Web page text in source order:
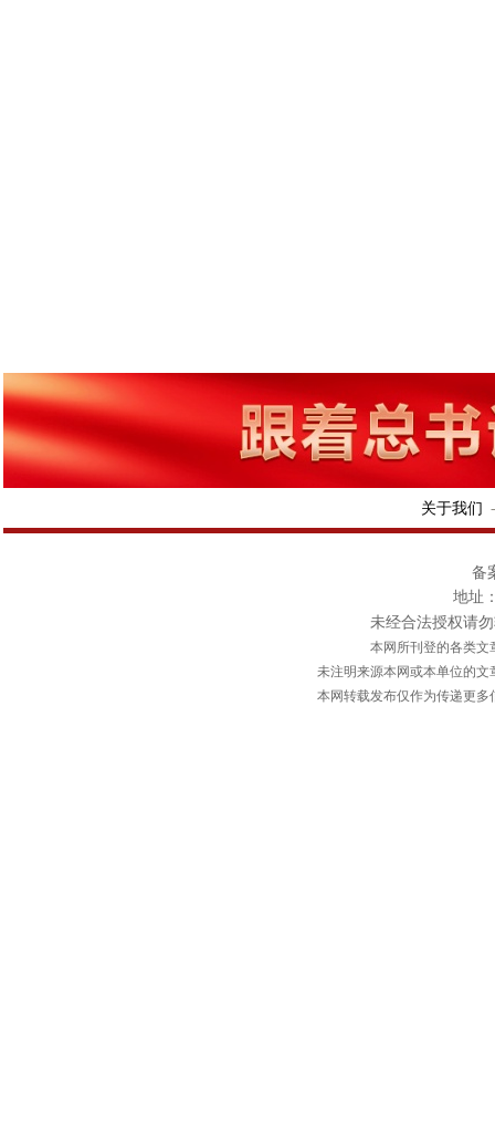
关于我们
备
地址
未经合法授权请
本网所刊登的各类文
未注明来源本网或本单位的
本网转载发布仅作为传递更